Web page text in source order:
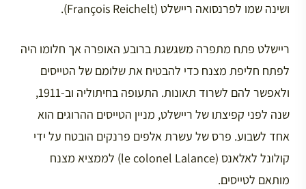
ושינה שמו לפרנסואה ריישלט (François Reichelt).
ריישלט פתח מתפרה משגשגת ברובע האופרה אך חלומו היה
לפתח חליפת מצנח כדי להבטיח את שלומם של הטייסים
ולאפשר להם לשרוד תאונות. התעופה בחיתוליה וב-1911,
שנה לפני קפיצתו של ריישלט, מניין הטייסים ההרוגים הוא
אחד לשבוע. פרס של עשרת אלפים פרנקים הובטח על ידי
קולונל לאלאנס (le colonel Lalance) לממציא מצנח
מותאם לטייסים.